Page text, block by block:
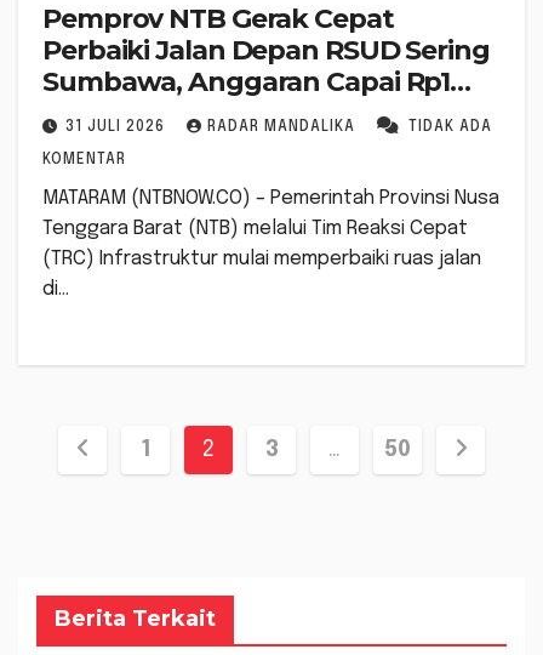
Pemprov NTB Gerak Cepat
Perbaiki Jalan Depan RSUD Sering
Sumbawa, Anggaran Capai Rp1
Miliar
31 JULI 2026 RADAR MANDALIKA TIDAK ADA
KOMENTAR
MATARAM (NTBNOW.CO) – Pemerintah Provinsi Nusa
Tenggara Barat (NTB) melalui Tim Reaksi Cepat
(TRC) Infrastruktur mulai memperbaiki ruas jalan
di…
Paginasi
1 2 3 … 50
Berita Terkait